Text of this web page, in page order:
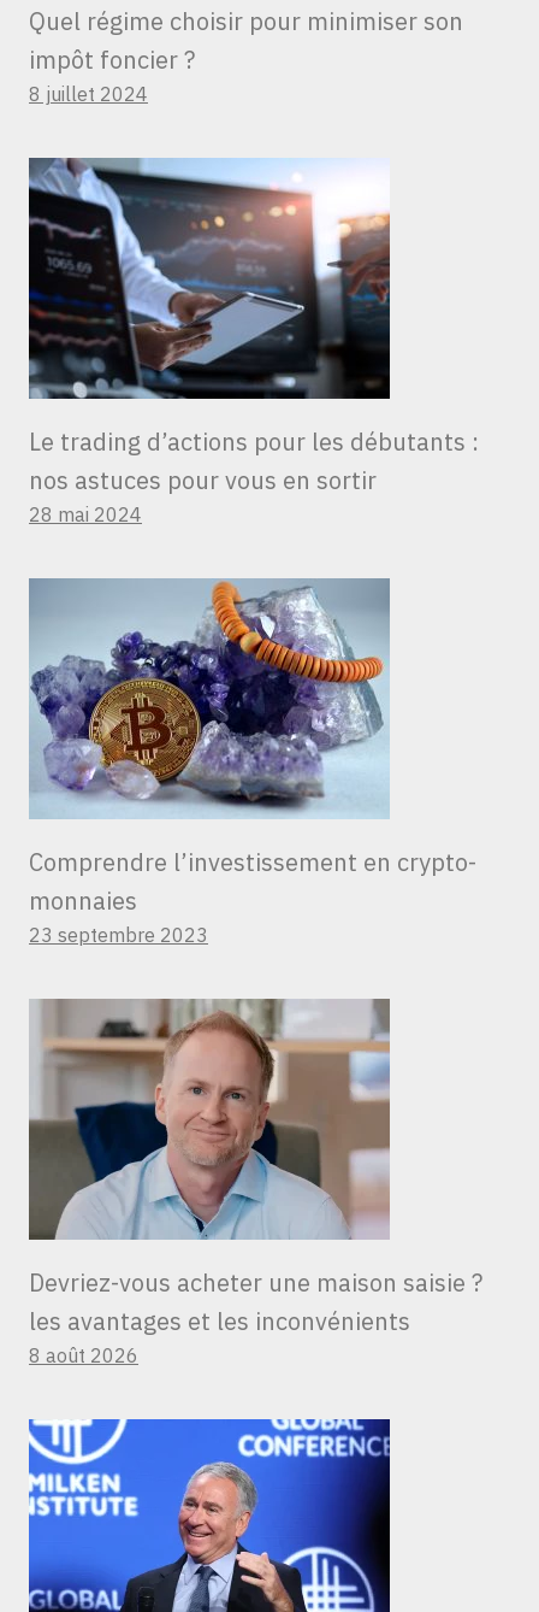
Quel régime choisir pour minimiser son
impôt foncier ?
8 juillet 2024
Le trading d’actions pour les débutants :
nos astuces pour vous en sortir
28 mai 2024
Comprendre l’investissement en crypto-
monnaies
23 septembre 2023
Devriez-vous acheter une maison saisie ?
les avantages et les inconvénients
8 août 2026